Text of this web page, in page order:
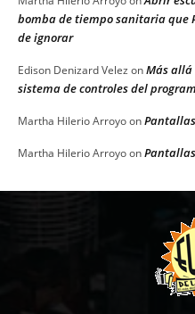
bomba de tiempo sanitaria que
de ignorar
Edison Denizard Velez onMás allá
sistema de controles del
Martha Hilerio Arroyoon
Martha Hilerio Arroyoon